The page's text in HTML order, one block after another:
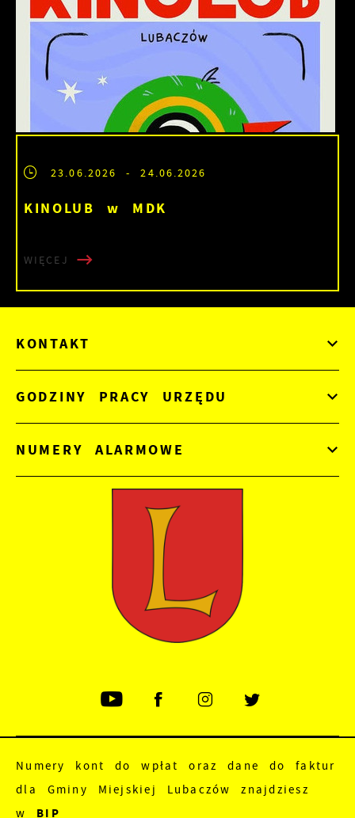
23.06.2026 - 24.06.2026
KINOLUB w MDK
WIĘCEJ
KONTAKT
GODZINY PRACY URZĘDU
NUMERY ALARMOWE
Numery kont do wpłat oraz dane do faktur
dla Gminy Miejskiej Lubaczów znajdziesz
w BIP